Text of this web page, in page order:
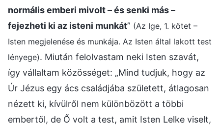
normális emberi mivolt – és senki más –
fejezheti ki az isteni munkát” (Az Ige, 1. kötet –
Isten megjelenése és munkája. Az Isten által lakott test
lényege). Miután felolvastam neki Isten szavát,
így vállaltam közösséget: „Mind tudjuk, hogy az
Úr Jézus egy ács családjába született, átlagosan
nézett ki, kívülről nem különbözött a többi
embertől, de Ő volt a test, amit Isten Lelke viselt,